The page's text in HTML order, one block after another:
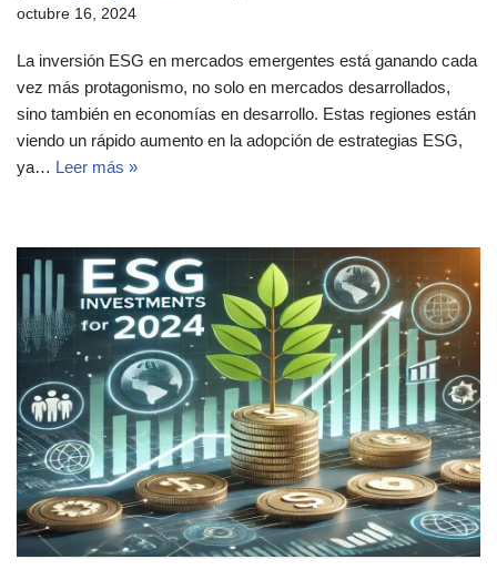
octubre 16, 2024
La inversión ESG en mercados emergentes está ganando cada
vez más protagonismo, no solo en mercados desarrollados,
sino también en economías en desarrollo. Estas regiones están
viendo un rápido aumento en la adopción de estrategias ESG,
ya… Leer más »